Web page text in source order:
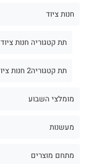
חנות ציוד
תת קטגוריה חנות ציוד
תת קטגוריה2 חנות ציוד
מומלצי השבוע
מעשנות
מתחם מוצרים